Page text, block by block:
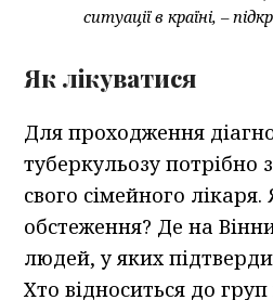
ситуації в країні, –
Як лікуватися
Для проходження
туберкульозу потрібно
свого сімейного
обстеження? Де на
людей, у яких
Хто відноситься до